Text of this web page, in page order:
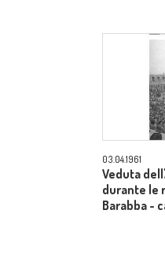
03.04.1961
Veduta
durante le
Barabba -